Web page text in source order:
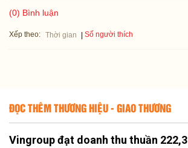
(0) Bình luận
Xếp theo: Thời gian Số người thích
ĐỌC THÊM THƯƠNG HIỆU - GIAO THƯƠNG
Vingroup đạt doanh thu thuần